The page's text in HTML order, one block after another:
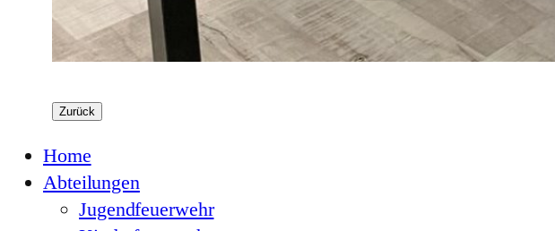
Zurück
Home
Abteilungen
Jugendfeuerwehr